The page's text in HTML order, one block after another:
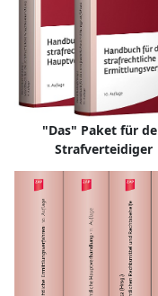
"Das" Paket für
Strafverteidiger